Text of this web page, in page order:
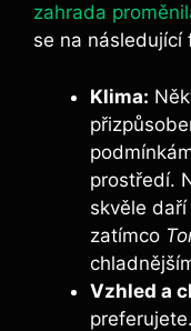
zahrada
se na následující
Klima:
prostředí.
skvěle
zatímco
Vzhled a